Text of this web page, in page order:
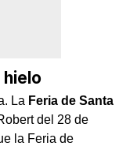
La Feria de Santa
del 28 de
la Feria de